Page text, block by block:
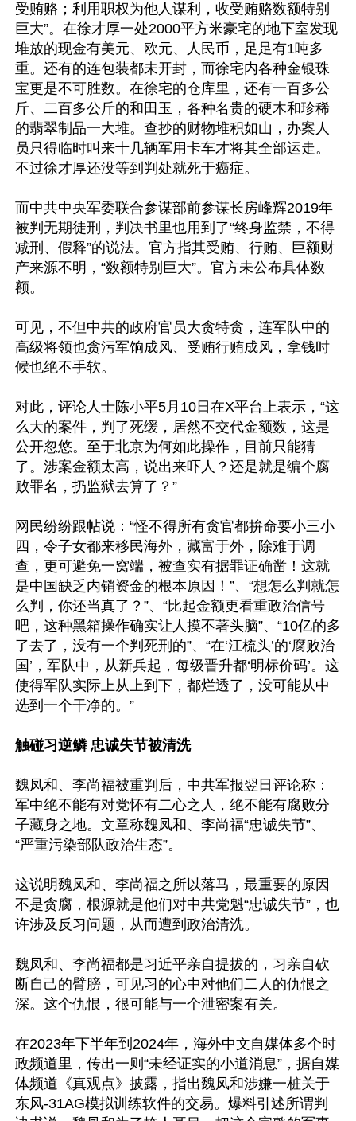
受贿赂；利用职权为他人谋利，收受贿赂数额特别
巨大”。在徐才厚一处2000平方米豪宅的地下室发现
堆放的现金有美元、欧元、人民币，足足有1吨多
重。还有的连包装都未开封，而徐宅内各种金银珠
宝更是不可胜数。在徐宅的仓库里，还有一百多公
斤、二百多公斤的和田玉，各种名贵的硬木和珍稀
的翡翠制品一大堆。查抄的财物堆积如山，办案人
员只得临时叫来十几辆军用卡车才将其全部运走。
不过徐才厚还没等到判处就死于癌症。
而中共中央军委联合参谋部前参谋长房峰辉2019年
被判无期徒刑，判决书里也用到了“终身监禁，不得
减刑、假释”的说法。官方指其受贿、行贿、巨额财
产来源不明，“数额特别巨大”。官方未公布具体数
额。
可见，不但中共的政府官员大贪特贪，连军队中的
高级将领也贪污军饷成风、受贿行贿成风，拿钱时
候也绝不手软。
对此，评论人士陈小平5月10日在X平台上表示，“这
么大的案件，判了死缓，居然不交代金额数，这是
公开忽悠。至于北京为何如此操作，目前只能猜
了。涉案金额太高，说出来吓人？还是就是编个腐
败罪名，扔监狱去算了？”
网民纷纷跟帖说：“怪不得所有贪官都拚命要小三小
四，令子女都来移民海外，藏富于外，除难于调
查，更可避免一窝端，被查实有据罪证确凿！这就
是中国缺乏内销资金的根本原因！”、“想怎么判就怎
么判，你还当真了？”、“比起金额更看重政治信号
吧，这种黑箱操作确实让人摸不著头脑”、“10亿的多
了去了，没有一个判死刑的”、“在‘江梳头’的‘腐败治
国’，军队中，从新兵起，每级晋升都‘明标价码’。这
使得军队实际上从上到下，都烂透了，没可能从中
选到一个干净的。”
触碰习逆鳞 忠诚失节被清洗
魏凤和、李尚福被重判后，中共军报翌日评论称：
军中绝不能有对党怀有二心之人，绝不能有腐败分
子藏身之地。文章称魏凤和、李尚福“忠诚失节”、
“严重污染部队政治生态”。
这说明魏凤和、李尚福之所以落马，最重要的原因
不是贪腐，根源就是他们对中共党魁“忠诚失节”，也
许涉及反习问题，从而遭到政治清洗。
魏凤和、李尚福都是习近平亲自提拔的，习亲自砍
断自己的臂膀，可见习的心中对他们二人的仇恨之
深。这个仇恨，很可能与一个泄密案有关。
在2023年下半年到2024年，海外中文自媒体多个时
政频道里，传出一则“未经证实的小道消息”，据自媒
体频道《真观点》披露，指出魏凤和涉嫌一桩关于
东风-31AG模拟训练软件的交易。爆料引述所谓判